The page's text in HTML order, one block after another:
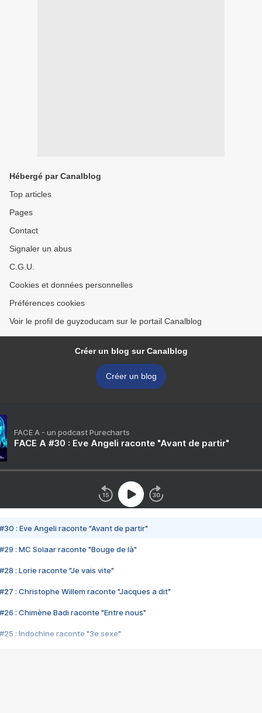
Hébergé par Canalblog
Top articles
Pages
Contact
Signaler un abus
C.G.U.
Cookies et données personnelles
Préférences cookies
Voir le profil de guyzoducam sur le portail Canalblog
Créer un blog sur Canalblog
Créer un blog
FACE A - un podcast Purecharts
FACE A #30 : Eve Angeli raconte "Avant de partir"
#30 : Eve Angeli raconte "Avant de partir"
#29 : MC Solaar raconte "Bouge de là"
#28 : Lorie raconte "Je vais vite"
#27 : Christophe Willem raconte "Jacques a dit"
#26 : Chimène Badi raconte "Entre nous"
#25 : Indochine raconte "3e sexe"